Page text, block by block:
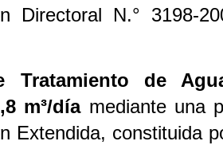
Directoral N.° 3198-
de
m³/díamediante una
Extendida, constituida